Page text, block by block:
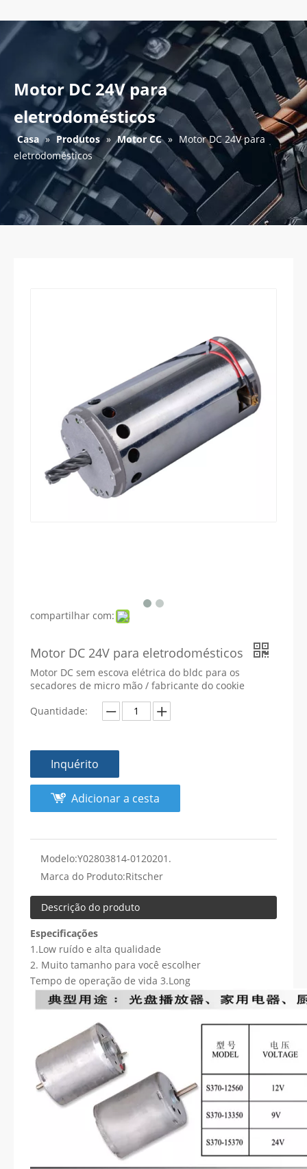
Motor DC 24V para
eletrodomésticos
Casa » Produtos » Motor CC » Motor DC 24V para
eletrodomésticos
compartilhar com:
Motor DC 24V para eletrodomésticos
Motor DC sem escova elétrica do bldc para os
secadores de micro mão / fabricante do cookie
Quantidade:
Inquérito
Adicionar a cesta
Modelo:Y02803814-0120201.
Marca do Produto:Ritscher
Descrição do produto
Especificações
1.Low ruído e alta qualidade
2. Muito tamanho para você escolher
Tempo de operação de vida 3.Long